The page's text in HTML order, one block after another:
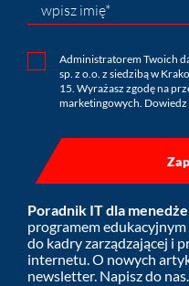
wpisz imię*
Administratorem Twoich
sp. z o.o. z siedzibą w
15. Wyrażasz zgodę na
marketingowych. Dowiedz
Poradnik IT dla
programem
do kadry zarządzającej i
internetu. O nowych
newsletter. Napisz do nas.